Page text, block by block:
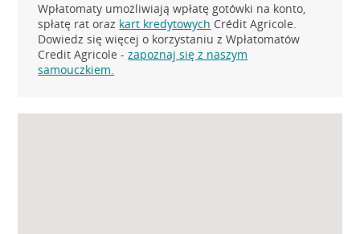
Wpłatomaty umożliwiają wpłatę gotówki na konto,
spłatę rat oraz kart kredytowych Crédit Agricole.
Dowiedz się więcej o korzystaniu z Wpłatomatów
Credit Agricole -zapoznaj się z naszym
samouczkiem.